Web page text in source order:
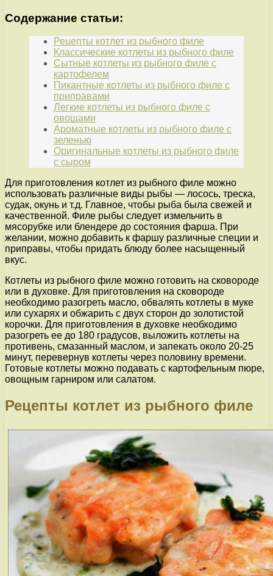
Содержание статьи:
Рецепты котлет из рыбного филе
Классические котлеты из рыбного филе
Сытные котлеты из рыбного филе с
картофелем
Пикантные котлеты из рыбного филе с
приправами
Легкие котлеты из рыбного филе с
овощами
Ароматные котлеты из рыбного филе с
зеленью
Оригинальные котлеты из рыбного филе
с сыром
Для приготовления котлет из рыбного филе можно
использовать различные виды рыбы — лосось, треска,
судак, окунь и т.д. Главное, чтобы рыба была свежей и
качественной. Филе рыбы следует измельчить в
мясорубке или блендере до состояния фарша. При
желании, можно добавить к фаршу различные специи и
приправы, чтобы придать блюду более насыщенный
вкус.
Котлеты из рыбного филе можно готовить на сковороде
или в духовке. Для приготовления на сковороде
необходимо разогреть масло, обвалять котлеты в муке
или сухарях и обжарить с двух сторон до золотистой
корочки. Для приготовления в духовке необходимо
разогреть ее до 180 градусов, выложить котлеты на
противень, смазанный маслом, и запекать около 20-25
минут, перевернув котлеты через половину времени.
Готовые котлеты можно подавать с картофельным пюре,
овощным гарниром или салатом.
Рецепты котлет из рыбного филе